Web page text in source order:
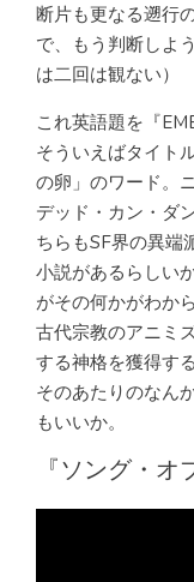
断片も更なる遡行
で、もう判断しよ
は二回は観ない）
これ英語題を『
そういえばタイト
の卵」のワード。
デッド・カン・ダ
ちらもSF界の異端
小説があるらしい
がその何かがわから
古代宗教のアニミ
する神格を獲得す
そのあたりのなん
もいいか。
『ソング・オ